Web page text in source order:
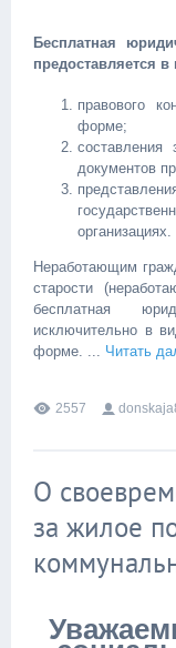
Бесплатная
предоставляется в
правового
форме;
составления
документов
организациях.
Неработающим
старости
бесплатная
исключительно в
форме. ... Читать
2557
О
за жилое